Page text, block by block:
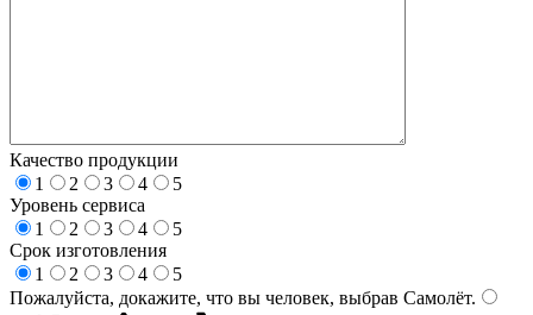
Качество продукции
1
2 3 4
5
Уровень сервиса
1
2 3 4
5
Срок изготовления
1
2 3 4
5
Пожалуйста, докажите, что вы человек, выбрав Самолёт.